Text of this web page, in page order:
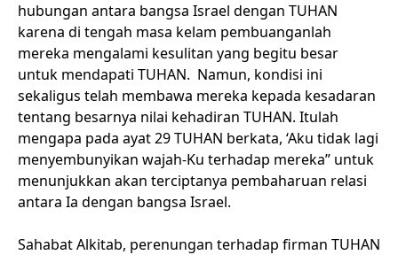
hubungan antara bangsa Israel dengan TUHAN
karena di tengah masa kelam pembuanganlah
mereka mengalami kesulitan yang begitu besar
untuk mendapati TUHAN. Namun, kondisi ini
sekaligus telah membawa mereka kepada kesadaran
tentang besarnya nilai kehadiran TUHAN. Itulah
mengapa pada ayat 29 TUHAN berkata, ‘Aku tidak lagi
menyembunyikan wajah-Ku terhadap mereka” untuk
menunjukkan akan terciptanya pembaharuan relasi
antara Ia dengan bangsa Israel.
Sahabat Alkitab, perenungan terhadap firman TUHAN